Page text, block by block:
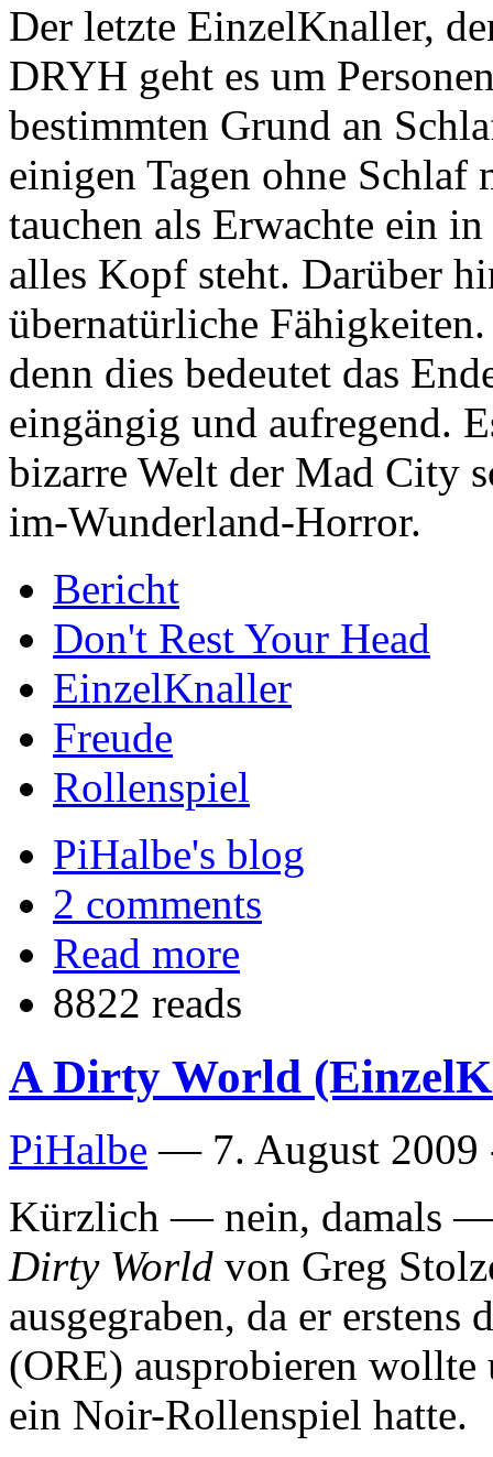
Der letzte EinzelKnaller,
DRYH geht es um
bestimmten Grund an
einigen Tagen ohne Schlaf
tauchen als Erwachte ein
alles Kopf steht. Darüber
übernatürliche
denn dies bedeutet das
eingängig und aufregend.
bizarre Welt der Mad City
im-Wunderland-Horror.
Bericht
Don't Rest Your Head
EinzelKnaller
Freude
Rollenspiel
PiHalbe's blog
2 comments
Read more
8822 reads
A Dirty World
PiHalbe — 7. August 2009
Kürzlich — nein, damals
Dirty World von Greg
ausgegraben, da er
(ORE) ausprobieren
ein Noir-Rollenspiel hatte.